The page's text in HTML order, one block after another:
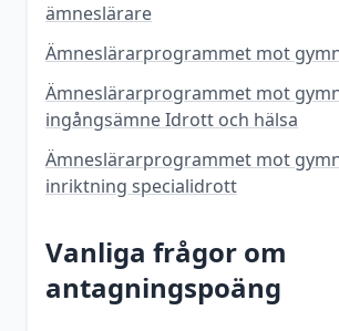
ämneslärare
Ämneslärarprogrammet mot
Ämneslärarprogrammet mot
ingångsämne Idrott och hälsa
Ämneslärarprogrammet mot
inriktning specialidrott
Vanliga frågor om
antagningspoäng